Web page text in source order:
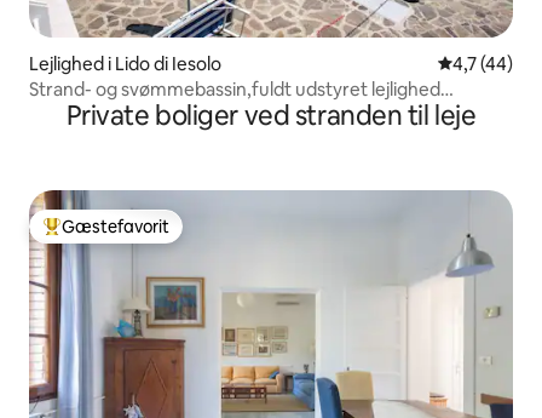
Lejlighed i Lido di Iesolo 4,7 ud af 5 i
4,7 (44)
Strand- og svømmebassin,fuldt udstyret lejlighed
JesoloVenice
Private boliger ved stranden til leje
Bedste gæstefavorit
Gæstefavorit